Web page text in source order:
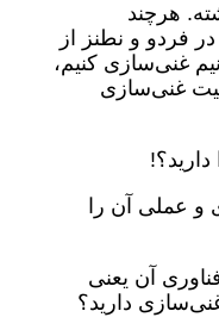
هرچند
فردو و نطنز از
غنی‌سازی کنیم،
غنی‌سازی
دارید؟!
و عملی آن را
آن یعنی
دارید؟